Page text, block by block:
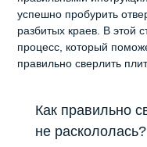
успешно пробурить
разбитых краев. В этой
процесс, который
правильно сверлить
Как правильно
не раскололась?